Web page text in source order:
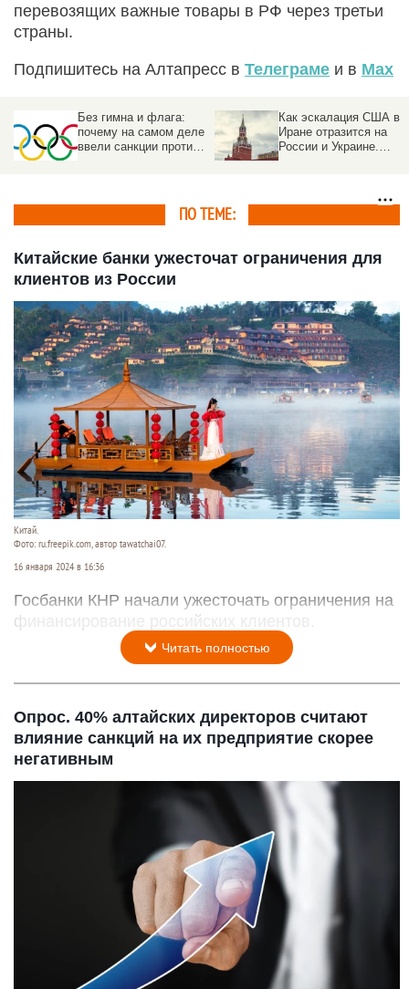
перевозящих важные товары в РФ через третьи
страны.
Подпишитесь на Алтапресс в Телеграме и в Max
Без гимна и флага:
почему на самом деле
ввели санкции против
Как эскалация США в
Иране отразится на
России и Украине.
ПО ТЕМЕ:
Китайские банки ужесточат ограничения для
клиентов из России
Китай.
Фото: ru.freepik.com, автор tawatchai07.
16 января 2024 в 16:36
Госбанки КНР начали ужесточать ограничения на
финансирование российских клиентов.
Читать полностью
Опрос. 40% алтайских директоров считают
влияние санкций на их предприятие скорее
негативным